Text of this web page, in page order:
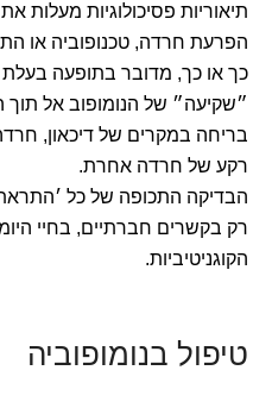
תיאוריות פסיכולוגיות
הפרעת חרדה, טכנופוביה או
כך או כך, מדובר בתופעה
״שקיעה״ של הנומופוב אל תוך
בריחה במקרים של דיכאון,
רקע של חרדה אחרת.
הבדיקה התכופה של כל
רק בקשרים חברתיים, בחיי
הקוגניטיביות.
טיפול בנומופוביה